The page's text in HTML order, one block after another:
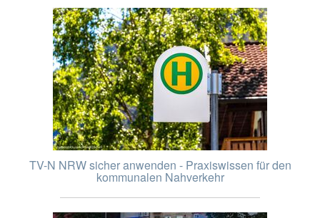
TV-N NRW sicher anwenden - Praxiswissen für den
kommunalen Nahverkehr